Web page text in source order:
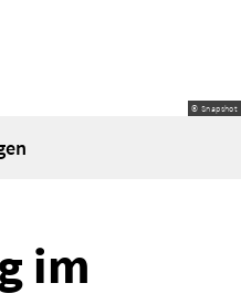
© Snapshot
im